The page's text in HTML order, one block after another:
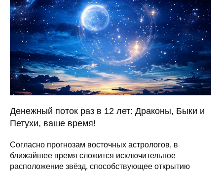
Денежный поток раз в 12 лет: Драконы, Быки и
Петухи, ваше время!
Согласно прогнозам восточных астрологов, в
ближайшее время сложится исключительное
расположение звёзд, способствующее открытию